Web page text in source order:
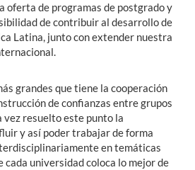
oferta de programas de postgrado y
de contribuir al desarrollo de
Latina, junto con extender nuestra
grandes que tiene la cooperación
de confianzas entre grupos
vez resuelto este punto la
y así poder trabajar de forma
en temáticas
cada universidad coloca lo mejor de